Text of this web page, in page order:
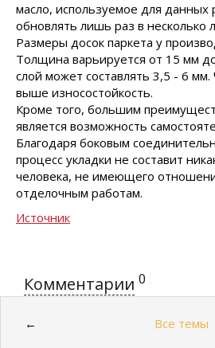
масло, используемое для данных
обновлять лишь раз в несколько
Размеры досок паркета у
Толщина варьируется от 15 мм
слой может составлять 3,5 - 6
выше износостойкость.
Кроме того, большим
является возможность
Благодаря боковым
процесс укладки не составит
человека, не имеющего
отделочным работам.
Источник
Комментарии 0
← Все темы